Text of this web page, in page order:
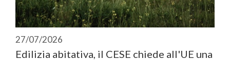
27/07/2026
Edilizia abitativa, il CESE chiede all'UE una